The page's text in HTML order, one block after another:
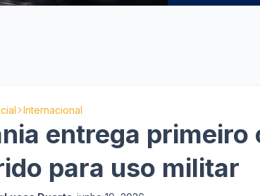
Internacional
entrega primeiro
para uso militar